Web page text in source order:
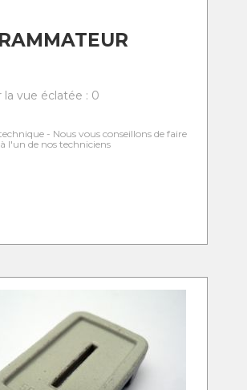
la vue éclatée : 0
- Nous vous conseillons de faire
l'un de nos techniciens